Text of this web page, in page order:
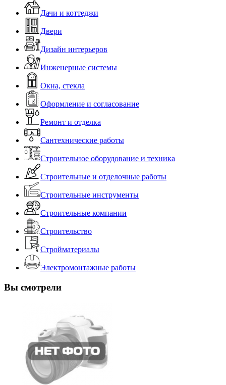
Дачи и коттеджи
Двери
Дизайн интерьеров
Инженерные системы
Окна, стекла
Оформление и согласование
Ремонт и отделка
Сантехнические работы
Строительное оборудование и техника
Строительные и отделочные работы
Строительные инструменты
Строительные компании
Строительство
Стройматериалы
Электромонтажные работы
Вы смотрели